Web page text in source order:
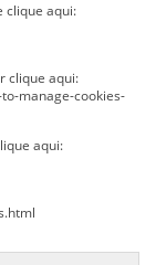
clique aqui:
clique aqui:
manage-cookies-
aqui: